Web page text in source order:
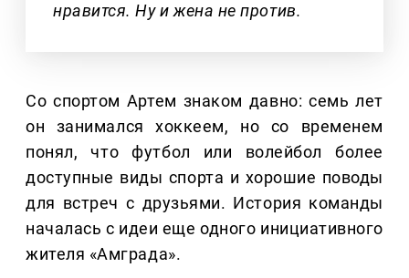
нравится. Ну и жена не против.
Со спортом Артем знаком давно: семь лет
он занимался хоккеем, но со временем
понял, что футбол или волейбол более
доступные виды спорта и хорошие поводы
для встреч с друзьями. История команды
началась с идеи еще одного инициативного
жителя «Амграда».